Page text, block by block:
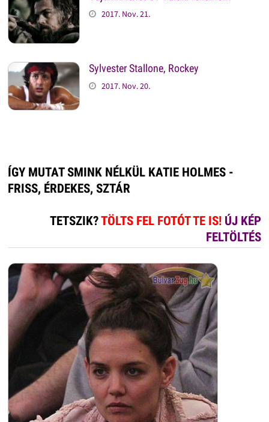
2017. Nov. 21.
Sylvester Stallone, Rockey
2017. Nov. 20.
ÍGY MUTAT SMINK NÉLKÜL KATIE HOLMES -
FRISS, ÉRDEKES, SZTÁR
TETSZIK?TÖLTS FEL FOTÓT TE IS! ÚJ KÉP
FELTÖLTÉS